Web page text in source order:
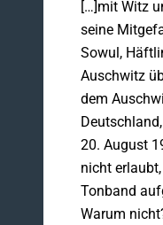
[…]mit Witz
seine
Sowul,
Auschwitz
dem
20. August
nicht
Tonband
Warum